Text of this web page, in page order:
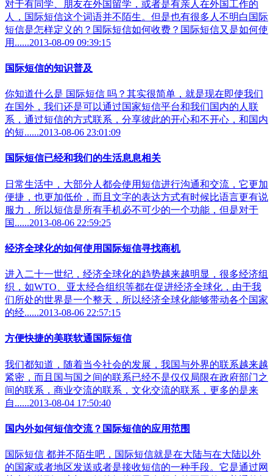
对于有同学、朋友在外国留学，或者是有亲人在外国工作的
人，国际短信这个词语并不陌生。但是也有很多人不明白国际
短信是怎样定义的？国际短信如何收费？国际短信又是如何使
用......2013-08-09 09:39:15
国际短信的知识普及
你知道什么是 国际短信 吗？其实很简单，就是现在即使我们
在国外，我们还是可以通过国家短信平台和我们国内的人联
系，通过短信的方式联系，分享彼此的开心和不开心，和国内
的短......2013-08-06 23:01:09
国际短信已经和我们的生活息息相关
日常生活中，大部分人都会使用短信进行沟通和交流，它更加
便捷，也更加低价，而且文字的表达方式有时候比语言更有说
服力，所以短信是所有手机必不可少的一个功能，但是对于
国......2013-08-06 22:59:25
经济全球化的如何使用国际短信寻找商机
进入二十一世纪，经济全球化的趋势越来越明显，很多经济组
织，如WTO、亚太经合组织等都在促进经济全球化，由于我
们所处的世界是一个整天，所以经济全球化能够带动各个国家
的经......2013-08-06 22:57:15
方便快捷的美联软通国际短信
我们都知道，随着当今社会的发展，我国与外界的联系越来越
紧密，而且国与国之间的联系已经不是仅仅局限在政府部门之
间的联系，商业交流的联系，文化交流的联系，更多的是来
自......2013-08-04 17:50:40
国内外如何短信交流？国际短信的应用范围
国际短信 都并不陌生吧，国际短信就是在大陆与在大陆以外
的国家或者地区发送或者是接收短信的一种手段。它是通过网